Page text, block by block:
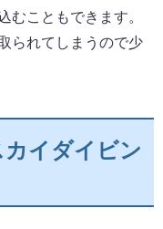
むこともできます。
られてしまうので少
イダイビン